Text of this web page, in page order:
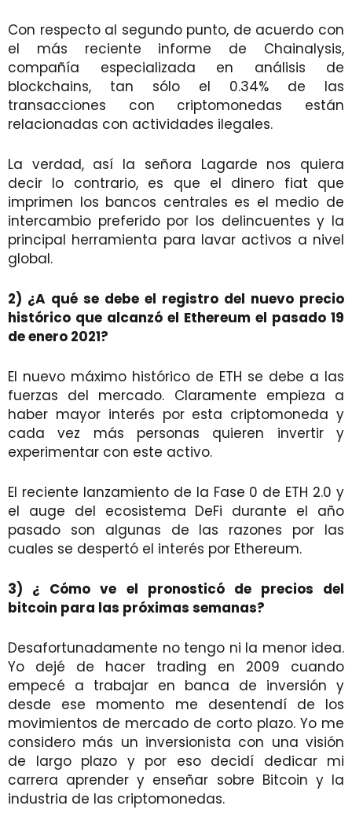
Con respecto al segundo punto, de acuerdo con
el más reciente informe de Chainalysis,
compañía especializada en análisis de
blockchains, tan sólo el 0.34% de las
transacciones con criptomonedas están
relacionadas con actividades ilegales.
La verdad, así la señora Lagarde nos quiera
decir lo contrario, es que el dinero fiat que
imprimen los bancos centrales es el medio de
intercambio preferido por los delincuentes y la
principal herramienta para lavar activos a nivel
global.
2) ¿A qué se debe el registro del nuevo precio
histórico que alcanzó el Ethereum el pasado 19
de enero 2021?
El nuevo máximo histórico de ETH se debe a las
fuerzas del mercado. Claramente empieza a
haber mayor interés por esta criptomoneda y
cada vez más personas quieren invertir y
experimentar con este activo.
El reciente lanzamiento de la Fase 0 de ETH 2.0 y
el auge del ecosistema DeFi durante el año
pasado son algunas de las razones por las
cuales se despertó el interés por Ethereum.
3) ¿ Cómo ve el pronosticó de precios del
bitcoin para las próximas semanas?
Desafortunadamente no tengo ni la menor idea.
Yo dejé de hacer trading en 2009 cuando
empecé a trabajar en banca de inversión y
desde ese momento me desentendí de los
movimientos de mercado de corto plazo. Yo me
considero más un inversionista con una visión
de largo plazo y por eso decidí dedicar mi
carrera aprender y enseñar sobre Bitcoin y la
industria de las criptomonedas.